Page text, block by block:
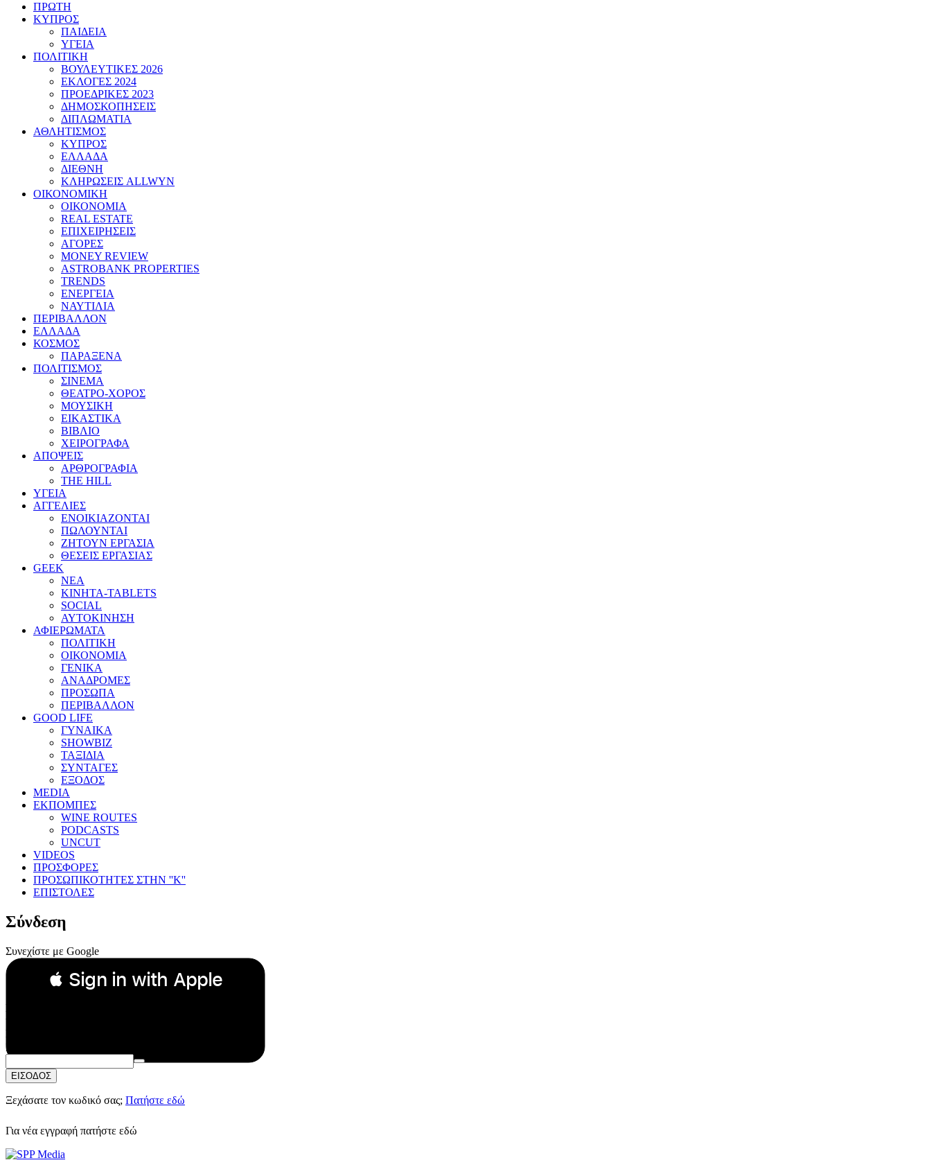
ΠΡΩΤΗ
ΚΥΠΡΟΣ
ΠΑΙΔΕΙΑ
ΥΓΕΙΑ
ΠΟΛΙΤΙΚΗ
ΒΟΥΛΕΥΤΙΚΕΣ 2026
ΕΚΛΟΓΕΣ 2024
ΠΡΟΕΔΡΙΚΕΣ 2023
ΔΗΜΟΣΚΟΠΗΣΕΙΣ
ΔΙΠΛΩΜΑΤΙΑ
ΑΘΛΗΤΙΣΜΟΣ
ΚΥΠΡΟΣ
ΕΛΛΑΔΑ
ΔΙΕΘΝΗ
ΚΛΗΡΩΣΕΙΣ ALLWYN
ΟΙΚΟΝΟΜΙΚΗ
ΟΙΚΟΝΟΜΙΑ
REAL ESTATE
ΕΠΙΧΕΙΡΗΣΕΙΣ
ΑΓΟΡΕΣ
MONEY REVIEW
ASTROBANK PROPERTIES
TRENDS
ΕΝΕΡΓΕΙΑ
ΝΑΥΤΙΛΙΑ
ΠΕΡΙΒΑΛΛΟΝ
ΕΛΛΑΔΑ
ΚΟΣΜΟΣ
ΠΑΡΑΞΕΝΑ
ΠΟΛΙΤΙΣΜΟΣ
ΣΙΝΕΜΑ
ΘΕΑΤΡΟ-ΧΟΡΟΣ
ΜΟΥΣΙΚΗ
ΕΙΚΑΣΤΙΚΑ
ΒΙΒΛΙΟ
ΧΕΙΡΟΓΡΑΦΑ
ΑΠΟΨΕΙΣ
ΑΡΘΡΟΓΡΑΦΙΑ
THE HILL
ΥΓΕΙΑ
ΑΓΓΕΛΙΕΣ
ΕΝΟΙΚΙΑΖΟΝΤΑΙ
ΠΩΛΟΥΝΤΑΙ
ΖΗΤΟΥΝ ΕΡΓΑΣΙΑ
ΘΕΣΕΙΣ ΕΡΓΑΣΙΑΣ
GEEK
ΝΕΑ
ΚΙΝΗΤΑ-TABLETS
SOCIAL
ΑΥΤΟΚΙΝΗΣΗ
ΑΦΙΕΡΩΜΑΤΑ
ΠΟΛΙΤΙΚΗ
ΟΙΚΟΝΟΜΙΑ
ΓΕΝΙΚΑ
ΑΝΑΔΡΟΜΕΣ
ΠΡΟΣΩΠΑ
ΠΕΡΙΒΑΛΛΟΝ
GOOD LIFE
ΓΥΝΑΙΚΑ
SHOWBIZ
ΤΑΞΙΔΙΑ
ΣΥΝΤΑΓΕΣ
ΕΞΟΔΟΣ
MEDIA
ΕΚΠΟΜΠΕΣ
WINE ROUTES
PODCASTS
UNCUT
VIDEOS
ΠΡΟΣΦΟΡΕΣ
ΠΡΟΣΩΠΙΚΟΤΗΤΕΣ ΣΤΗΝ ''Κ''
ΕΠΙΣΤΟΛΕΣ
Σύνδεση
Συνεχίστε με Google
 Sign in with Apple
Συνεχίστε με Apple
ή
Email:
Κωδικός Πρόσβασης:
ΕΙΣΟΔΟΣ
Ξεχάσατε τον κωδικό σας; Πατήστε εδώ
Για νέα εγγραφή πατήστε εδώ